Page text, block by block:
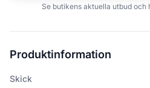
Se butikens aktuella utbud
Produktinformation
Skick